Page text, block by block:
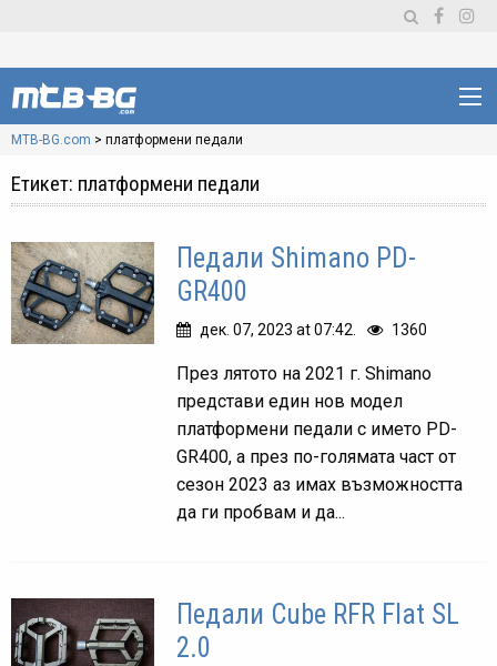
MTB-BG.com > платформени педали
Етикет: платформени педали
Педали Shimano PD-
GR400
дек. 07, 2023 at 07:42. 1360
През лятото на 2021 г. Shimano
представи един нов модел
платформени педали с името PD-
GR400, а през по-голямата част от
сезон 2023 аз имах възможността
да ги пробвам и да...
Педали Cube RFR Flat SL
2.0